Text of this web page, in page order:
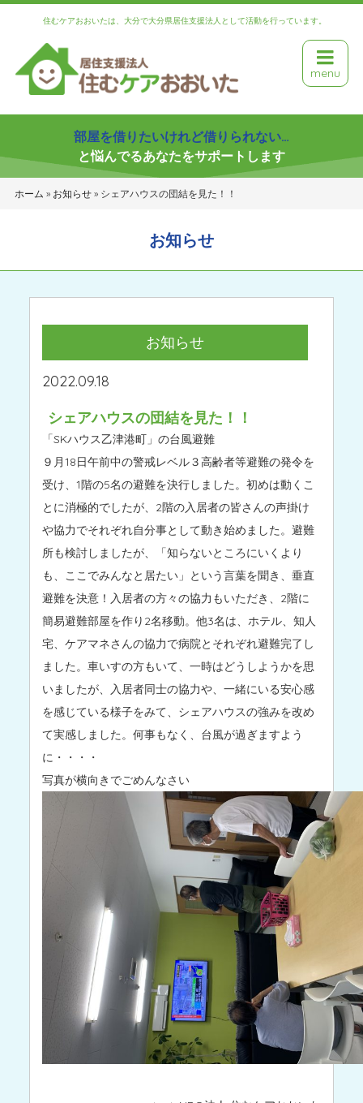
住むケアおおいたは、大分で大分県居住支援法人として活動を行っています。
menu
部屋を借りたいけれど借りられない…
と悩んでるあなたをサポートします
ホーム » お知らせ» シェアハウスの団結を見た！！
お知らせ
お知らせ
2022.09.18
シェアハウスの団結を見た！！
「SKハウス乙津港町」の台風避難
９月18日午前中の警戒レベル３高齢者等避難の発令を
受け、1階の5名の避難を決行しました。初めは動くこ
とに消極的でしたが、2階の入居者の皆さんの声掛け
や協力でそれぞれ自分事として動き始めました。避難
所も検討しましたが、「知らないところにいくより
も、ここでみんなと居たい」という言葉を聞き、垂直
避難を決意！入居者の方々の協力もいただき、2階に
簡易避難部屋を作り2名移動。他3名は、ホテル、知人
宅、ケアマネさんの協力で病院とそれぞれ避難完了し
ました。車いすの方もいて、一時はどうしようかを思
いましたが、入居者同士の協力や、一緒にいる安心感
を感じている様子をみて、シェアハウスの強みを改め
て実感しました。何事もなく、台風が過ぎますよう
に・・・・
写真が横向きでごめんなさい